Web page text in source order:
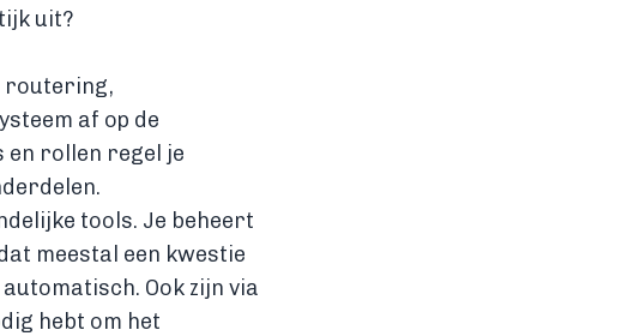
uit?
routering,
af op de
en rollen regel je
tools. Je beheert
meestal een kwestie
Ook zijn via
hebt om het